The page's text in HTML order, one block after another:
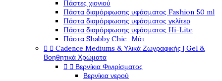
Πάστες χιονιού
Πάστα διαμόρφωσης υφάσματος Fashion 50 ml
Πάστα διαμόρφωσης υφάσματος γκλίτερ
Πάστα διαμόρφωσης υφάσματος Hi-Lite
Πάστα Shabby Chic -Μάτ
  Cadence Mediums & Υλικά Ζωγραφικής | Gel &
Βοηθητικά Χρώματα
  Βερνίκια Φινιρίσματος
Βερνίκια νερού